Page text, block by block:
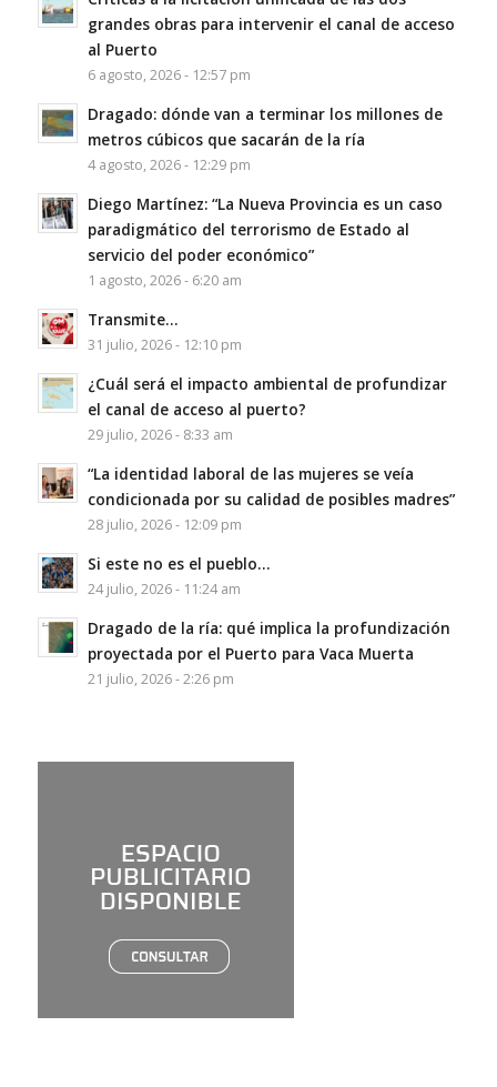
grandes obras para intervenir el canal de acceso
al Puerto
6 agosto, 2026 - 12:57 pm
Dragado: dónde van a terminar los millones de
metros cúbicos que sacarán de la ría
4 agosto, 2026 - 12:29 pm
Diego Martínez: “La Nueva Provincia es un caso
paradigmático del terrorismo de Estado al
servicio del poder económico”
1 agosto, 2026 - 6:20 am
Transmite…
31 julio, 2026 - 12:10 pm
¿Cuál será el impacto ambiental de profundizar
el canal de acceso al puerto?
29 julio, 2026 - 8:33 am
“La identidad laboral de las mujeres se veía
condicionada por su calidad de posibles madres”
28 julio, 2026 - 12:09 pm
Si este no es el pueblo…
24 julio, 2026 - 11:24 am
Dragado de la ría: qué implica la profundización
proyectada por el Puerto para Vaca Muerta
21 julio, 2026 - 2:26 pm